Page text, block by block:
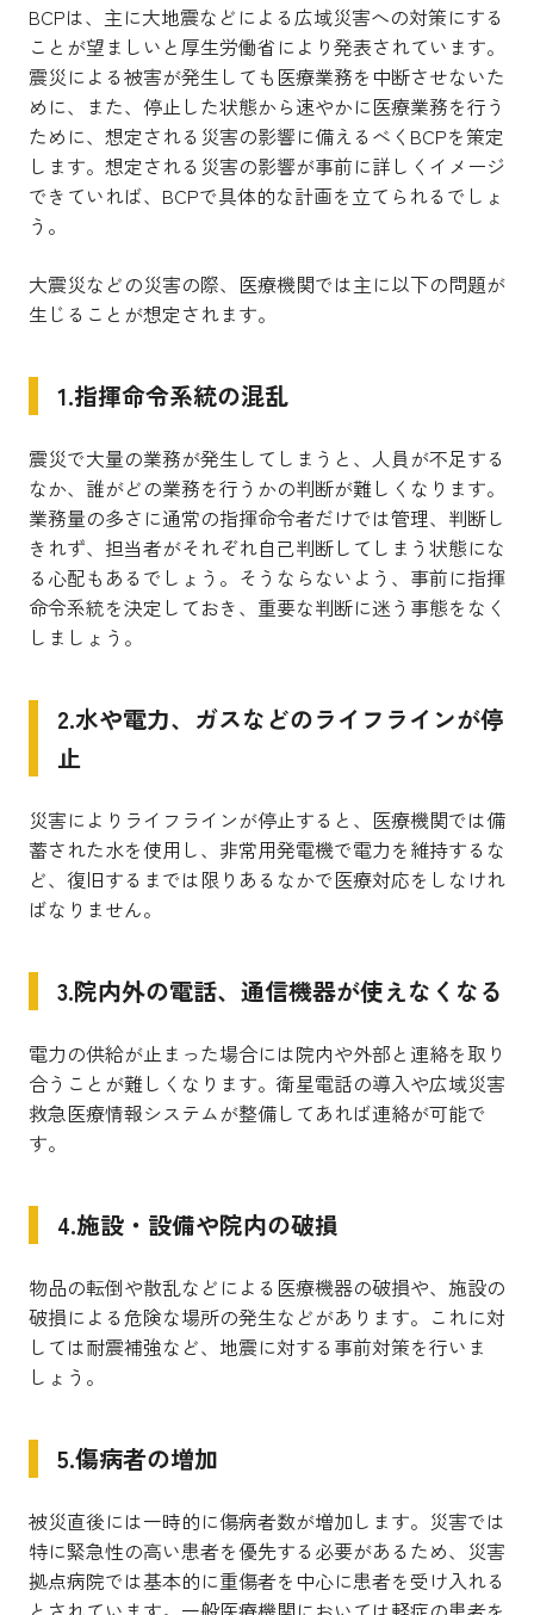
BCPは、主に大地震などによる広域災害への対策にする
ことが望ましいと厚生労働省により発表されています。
震災による被害が発生しても医療業務を中断させないた
めに、また、停止した状態から速やかに医療業務を行う
ために、想定される災害の影響に備えるべくBCPを策定
します。想定される災害の影響が事前に詳しくイメージ
できていれば、BCPで具体的な計画を立てられるでしょ
う。
大震災などの災害の際、医療機関では主に以下の問題が
生じることが想定されます。
1.指揮命令系統の混乱
震災で大量の業務が発生してしまうと、人員が不足する
なか、誰がどの業務を行うかの判断が難しくなります。
業務量の多さに通常の指揮命令者だけでは管理、判断し
きれず、担当者がそれぞれ自己判断してしまう状態にな
る心配もあるでしょう。そうならないよう、事前に指揮
命令系統を決定しておき、重要な判断に迷う事態をなく
しましょう。
2.水や電力、ガスなどのライフラインが停
止
災害によりライフラインが停止すると、医療機関では備
蓄された水を使用し、非常用発電機で電力を維持するな
ど、復旧するまでは限りあるなかで医療対応をしなけれ
ばなりません。
3.院内外の電話、通信機器が使えなくなる
電力の供給が止まった場合には院内や外部と連絡を取り
合うことが難しくなります。衛星電話の導入や広域災害
救急医療情報システムが整備してあれば連絡が可能で
す。
4.施設・設備や院内の破損
物品の転倒や散乱などによる医療機器の破損や、施設の
破損による危険な場所の発生などがあります。これに対
しては耐震補強など、地震に対する事前対策を行いま
しょう。
5.傷病者の増加
被災直後には一時的に傷病者数が増加します。災害では
特に緊急性の高い患者を優先する必要があるため、災害
拠点病院では基本的に重傷者を中心に患者を受け入れる